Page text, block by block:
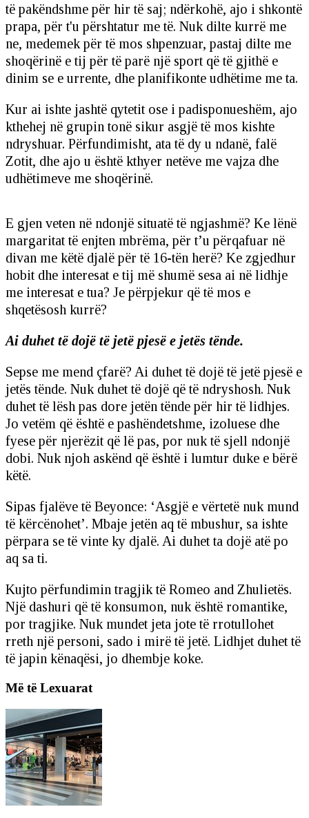
të pakëndshme për hir të saj; ndërkohë, ajo i shkontë
prapa, për t'u përshtatur me të. Nuk dilte kurrë me
ne, medemek për të mos shpenzuar, pastaj dilte me
shoqërinë e tij për të parë një sport që të gjithë e
dinim se e urrente, dhe planifikonte udhëtime me ta.
Kur ai ishte jashtë qytetit ose i padisponueshëm, ajo
kthehej në grupin tonë sikur asgjë të mos kishte
ndryshuar. Përfundimisht, ata të dy u ndanë, falë
Zotit, dhe ajo u është kthyer netëve me vajza dhe
udhëtimeve me shoqërinë.
E gjen veten në ndonjë situatë të ngjashmë? Ke lënë
margaritat të enjten mbrëma, për t’u përqafuar në
divan me këtë djalë për të 16-tën herë? Ke zgjedhur
hobit dhe interesat e tij më shumë sesa ai në lidhje
me interesat e tua? Je përpjekur që të mos e
shqetësosh kurrë?
Ai duhet të dojë të jetë pjesë e jetës tënde.
Sepse me mend çfarë? Ai duhet të dojë të jetë pjesë e
jetës tënde. Nuk duhet të dojë që të ndryshosh. Nuk
duhet të lësh pas dore jetën tënde për hir të lidhjes.
Jo vetëm që është e pashëndetshme, izoluese dhe
fyese për njerëzit që lë pas, por nuk të sjell ndonjë
dobi. Nuk njoh askënd që është i lumtur duke e bërë
këtë.
Sipas fjalëve të Beyonce: ‘Asgjë e vërtetë nuk mund
të kërcënohet’. Mbaje jetën aq të mbushur, sa ishte
përpara se të vinte ky djalë. Ai duhet ta dojë atë po
aq sa ti.
Kujto përfundimin tragjik të Romeo and Zhulietës.
Një dashuri që të konsumon, nuk është romantike,
por tragjike. Nuk mundet jeta jote të rrotullohet
rreth një personi, sado i mirë të jetë. Lidhjet duhet të
të japin kënaqësi, jo dhembje koke.
Më të Lexuarat